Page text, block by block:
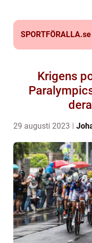
SPORTFÖRALLA.se
Krigens
29 augusti 2023